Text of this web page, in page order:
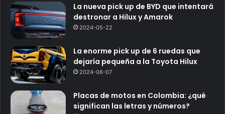
La nueva pick up de BYD que intentará
destronar a Hilux y Amarok
2024-05-22
La enorme pick up de 6 ruedas que
dejaría pequeña a la Toyota Hilux
2024-06-07
Placas de motos en Colombia: ¿qué
significan las letras y números?